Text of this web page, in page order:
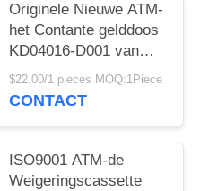
Originele Nieuwe ATM-
het Contante gelddoos
KD04016-D001 van
Delenfujitsu GSR50
$22.00/1 pieces MOQ:1Piece
CONTACT
ISO9001 ATM-de
Weigeringscassette